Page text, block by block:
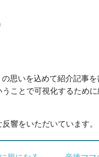
思いを込めて紹介記事を
ことで可視化するため
響をいただいています。